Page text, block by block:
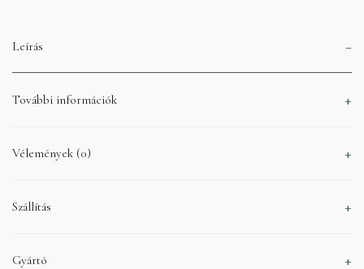
Leírás
További információk
Vélemények (0)
Szállítás
Gyártó